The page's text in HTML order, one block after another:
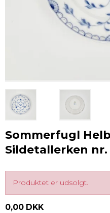
Sommerfugl
Sildetallerken nr.
Produktet er udsolgt.
0,00 DKK